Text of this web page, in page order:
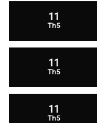
11
Th5
11
Th5
11
Th5